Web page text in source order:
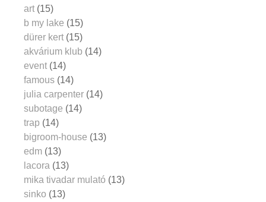
art (15)
b my lake (15)
dürer kert (15)
akvárium klub (14)
event (14)
famous (14)
julia carpenter (14)
subotage (14)
trap (14)
bigroom-house (13)
edm (13)
lacora (13)
mika tivadar mulató (13)
sinko (13)